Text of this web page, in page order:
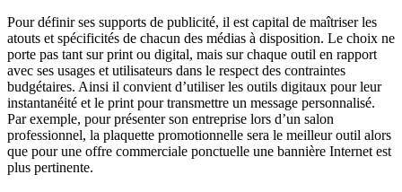
Pour définir ses supports de publicité, il est capital de maîtriser les
atouts et spécificités de chacun des médias à disposition. Le choix ne
porte pas tant sur print ou digital, mais sur chaque outil en rapport
avec ses usages et utilisateurs dans le respect des contraintes
budgétaires. Ainsi il convient d’utiliser les outils digitaux pour leur
instantanéité et le print pour transmettre un message personnalisé.
Par exemple, pour présenter son entreprise lors d’un salon
professionnel, la plaquette promotionnelle sera le meilleur outil alors
que pour une offre commerciale ponctuelle une bannière Internet est
plus pertinente.